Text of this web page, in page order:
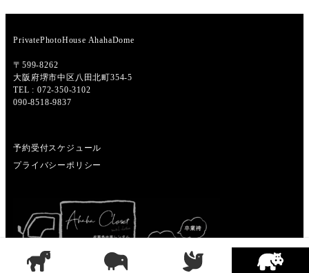
PrivatePhotoHouse AhahaDome
〒599-8262
大阪府堺市中区八田北町354-5
TEL : 072-350-3102
090-8518-9837
予約受付スケジュール
プライバシーポリシー